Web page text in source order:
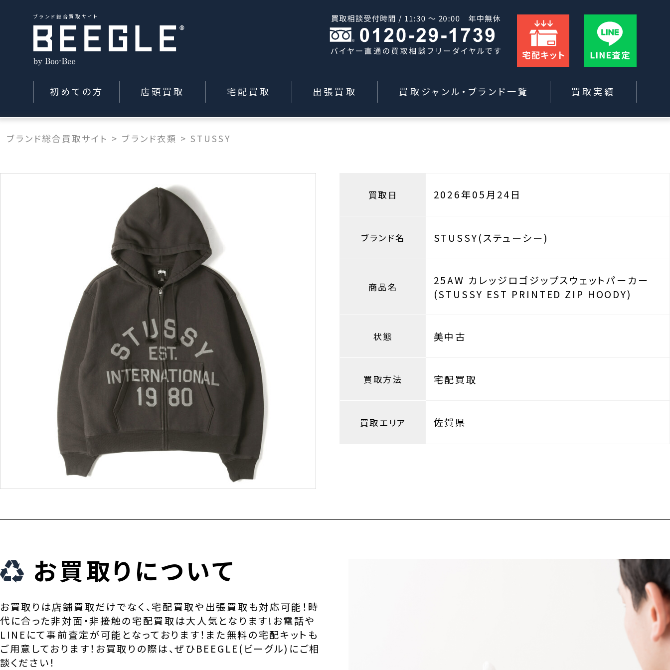
ブランド総合買取サイト
初めての方 店頭買取 宅配買取 出張買取 買取ジャンル・ブランド一覧 買取実績
ブランド総合買取サイト > ブランド衣類 >STUSSY
買取日 2026年05月24日
ブランド名 STUSSY(ステューシー)
商品名
25AW カレッジロゴジップスウェットパーカー
(STUSSY EST PRINTED ZIP HOODY)
状態 美中古
買取方法 宅配買取
買取エリア 佐賀県
お買取りについて
お買取りは店舗買取だけでなく、宅配買取や出張買取も対応可能！時
代に合った非対面・非接触の宅配買取は大人気となります!お電話や
LINEにて事前査定が可能となっております！また無料の宅配キットも
ご用意しております！お買取りの際は、ぜひBEEGLE(ビーグル)にご相
談ください！